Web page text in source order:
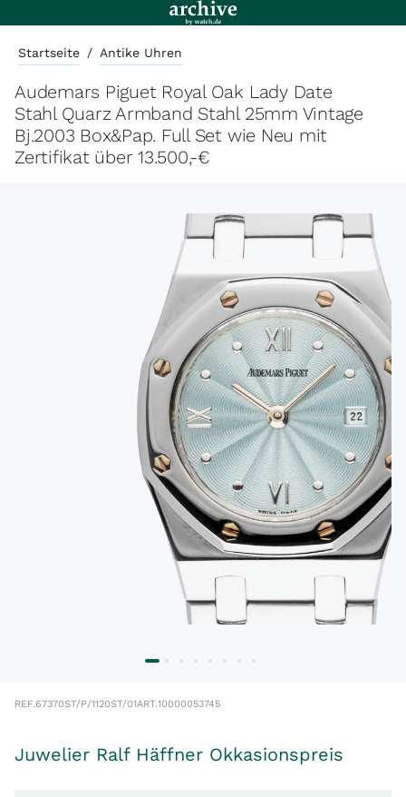
Startseite / Antike Uhren
Audemars Piguet Royal Oak Lady Date
Stahl Quarz Armband Stahl 25mm Vintage
Bj.2003 Box&Pap. Full Set wie Neu mit
Zertifikat über 13.500,-€
REF.67370ST/P/1120ST/01ART.10000053745
Juwelier Ralf Häffner Okkasionspreis